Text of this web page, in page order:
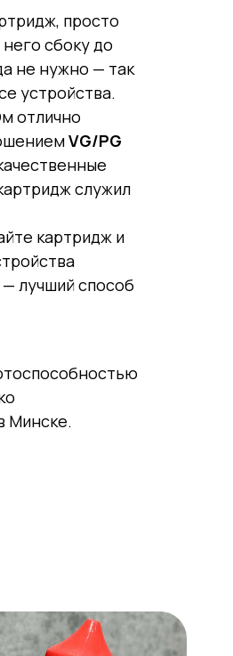
просто
сбоку до
не нужно — так
устройства.
отлично
VG/PG
служил
картридж и
лучший способ
Минске.